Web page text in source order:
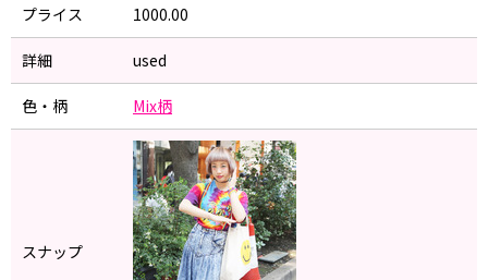
プライス 1000.00
詳細 used
色・柄 Mix柄
スナップ